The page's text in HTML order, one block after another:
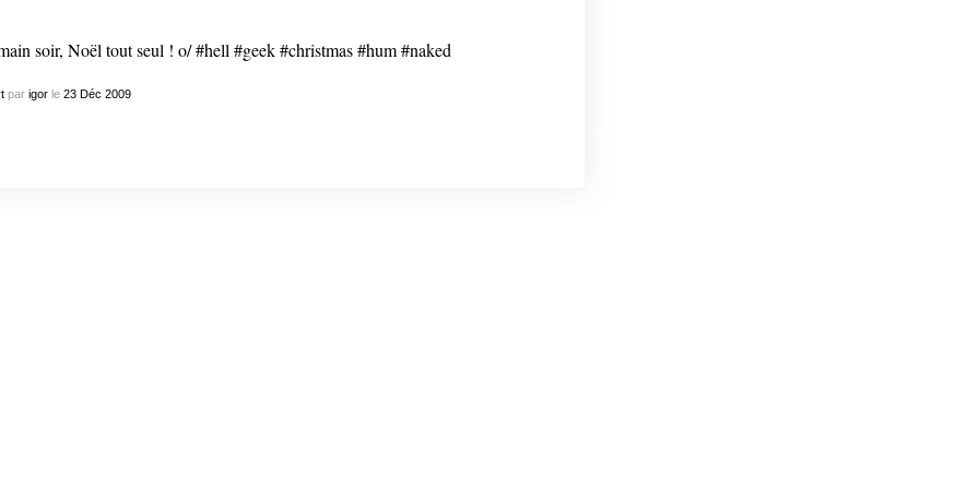
soir, Noël tout seul ! o/ #hell #geek #christmas #hum #naked
par igorle 23 Déc 2009